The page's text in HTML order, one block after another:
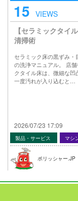
15 VIEWS
【セラミックタイ
清掃術
セラミック床の黒ずみ
の洗浄マニュアル。 店
クタイル床は、微細な凹
一度汚れが入り込むと…
2026/07/23 17:09
製品・サービス マシ
ポリッシャー.JP